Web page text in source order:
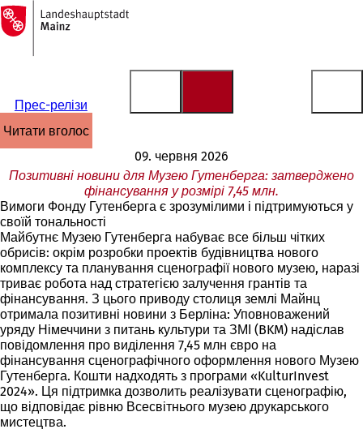
Перейти до змісту
На
головну
сторінку
Прес-релізи
читати вголос
09. червня 2026
Позитивні новини для Музею Гутенберга: затверджено
фінансування у розмірі 7,45 млн.
Вимоги Фонду Гутенберга є зрозумілими і підтримуються у
своїй тональності
Майбутнє Музею Гутенберга набуває все більш чітких
обрисів: окрім розробки проектів будівництва нового
комплексу та планування сценографії нового музею, наразі
триває робота над стратегією залучення грантів та
фінансування. З цього приводу столиця землі Майнц
отримала позитивні новини з Берліна: Уповноважений
уряду Німеччини з питань культури та ЗМІ (BKM) надіслав
повідомлення про виділення 7,45 млн євро на
фінансування сценографічного оформлення нового Музею
Гутенберга. Кошти надходять з програми «KulturInvest
2024». Ця підтримка дозволить реалізувати сценографію,
що відповідає рівню Всесвітнього музею друкарського
мистецтва.